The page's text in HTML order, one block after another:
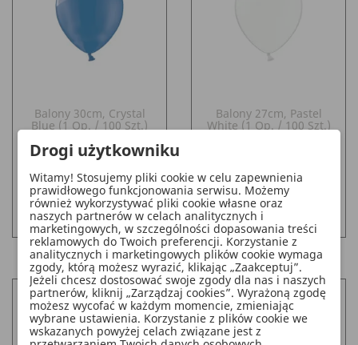
Balony 30cm, Crystal
Blue (1 Op. / 100 Szt.)
Cena
30,78 zł
add_shopping_cart DO KOSZYKA
Balony 27cm, Pastel
White (1 Op. / 100 Szt.)
add_shopping_cart DO KOSZYKA
Drogi użytkowniku
Witamy! Stosujemy pliki cookie w celu zapewnienia
prawidłowego funkcjonowania serwisu. Możemy
również wykorzystywać pliki cookie własne oraz
naszych partnerów w celach analitycznych i
marketingowych, w szczególności dopasowania treści
reklamowych do Twoich preferencji. Korzystanie z
analitycznych i marketingowych plików cookie wymaga
zgody, którą możesz wyrazić, klikając „Zaakceptuj”.
Jeżeli chcesz dostosować swoje zgody dla nas i naszych
partnerów, kliknij „Zarządzaj cookies”. Wyrażoną zgodę
możesz wycofać w każdym momencie, zmieniając
wybrane ustawienia. Korzystanie z plików cookie we
wskazanych powyżej celach związane jest z